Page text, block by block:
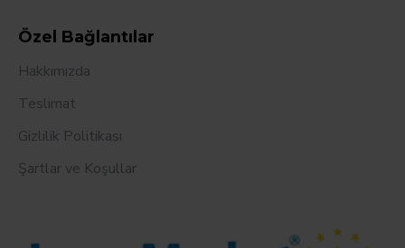
Özel Bağlantılar
Hakkımızda
Teslimat
Gizlilik Politikası
Şartlar ve Koşullar